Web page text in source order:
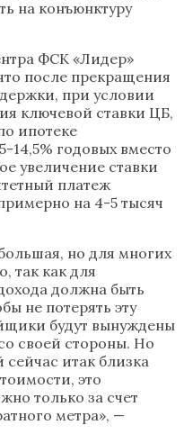
на конъюнктуру
ФСК «Лидер»
после прекращения
при условии
ключевой ставки ЦБ,
ипотеке
14,5% годовых вместо
увеличение ставки
платеж
на 4-5 тысяч
но для многих
так как для
должна быть
не потерять эту
будут вынуждены
своей стороны. Но
итак близка
это
только за счет
метра», —